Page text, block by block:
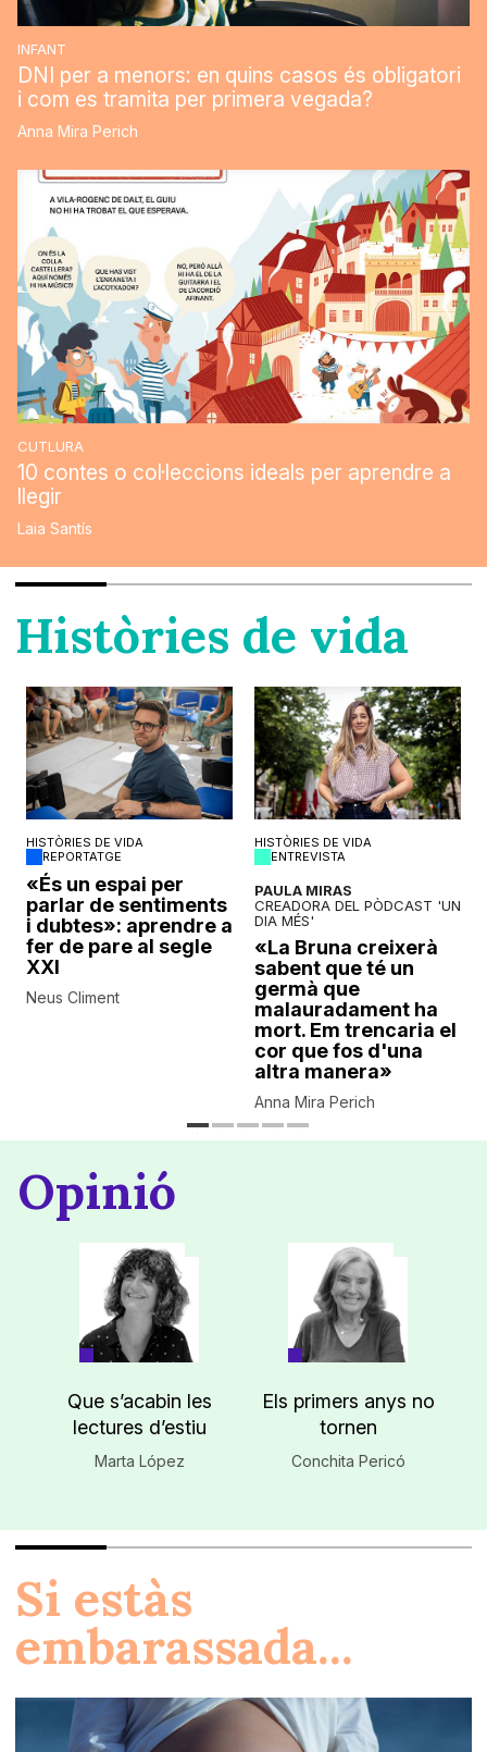
INFANT
DNI per a menors: en quins casos és obligatori
i com es tramita per primera vegada?
Anna Mira Perich
CUTLURA
10 contes o col·leccions ideals per aprendre a
llegir
Laia Santís
Històries de vida
HISTÒRIES DE VIDA
REPORTATGE
«És un espai per
parlar de sentiments
i dubtes»: aprendre a
fer de pare al segle
XXI
Neus Climent
HISTÒRIES DE VIDA
ENTREVISTA
PAULA MIRAS
CREADORA DEL PÒDCAST 'UN
DIA MÉS'
«La Bruna creixerà
sabent que té un
germà que
malauradament ha
mort. Em trencaria el
cor que fos d'una
altra manera»
Anna Mira Perich
Opinió
Que s’acabin les
lectures d’estiu
Marta López
Els primers anys no
tornen
Conchita Pericó
Si estàs
embarassada...